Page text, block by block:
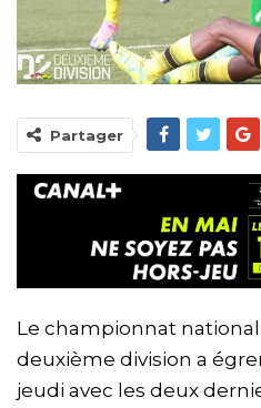
Partager
Le championnat
deuxième division a
jeudi avec les deux